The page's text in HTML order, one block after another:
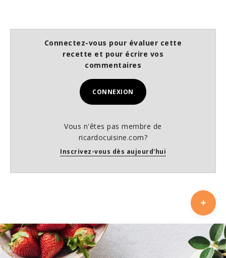
Connectez-vous pour évaluer cette
recette et pour écrire vos
commentaires
CONNEXION
Vous n'êtes pas membre de
ricardocuisine.com?
Inscrivez-vous dès aujourd'hui